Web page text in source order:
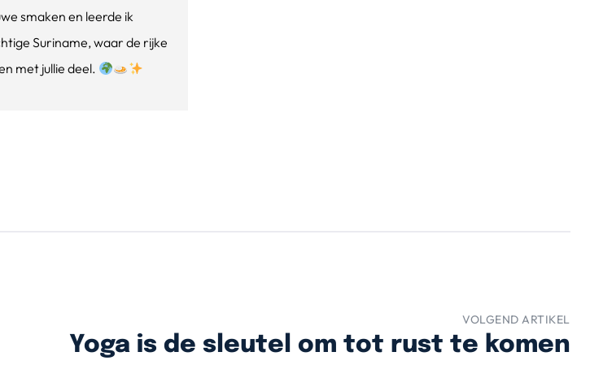
smaken en leerde ik
Suriname, waar de rijke
met jullie deel.
VOLGEND ARTIKEL
Yoga is de sleutel om tot rust te komen